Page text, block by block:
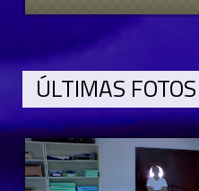
ÚLTIMAS FOTOS